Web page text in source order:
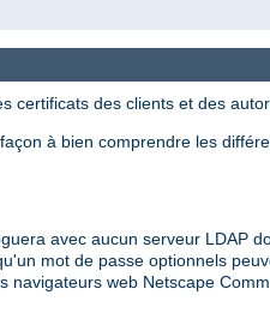
des clients et des
à bien comprendre les
avec aucun serveur LDAP
mot de passe optionnels
web Netscape